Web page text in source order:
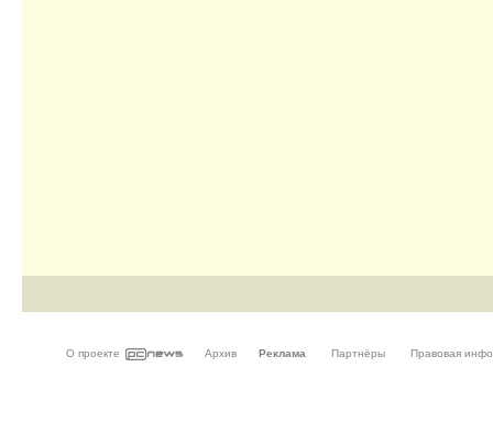
О проекте Архив Реклама Партнёры Правовая